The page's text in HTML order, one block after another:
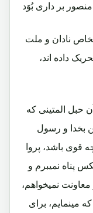
بر داری بُوَد
نادان و ملت
داده اند،
حبل المتینی که
بخدا و رسول
قوی باشد، پروا
پناه نمیبرم و
نمیخواهم،
مینمایم، برای